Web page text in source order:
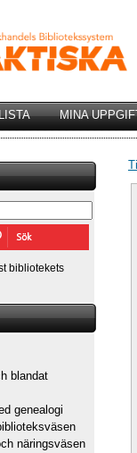
MINA
bibliotekets
blandat
genealogi
näringsväsen